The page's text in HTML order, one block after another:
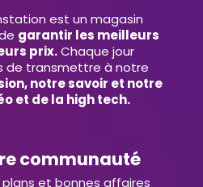
est un magasin
garantir les meilleurs
prix.Chaque jour
de transmettre à notre
notre savoir et notre
et de la high tech.
communauté
et bonnes affaires